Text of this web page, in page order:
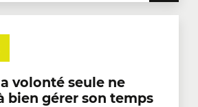
volonté seule ne
bien gérer son temps